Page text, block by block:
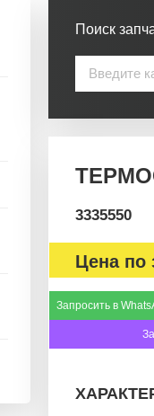
Поиск
3335550
Цена по
Запросить в